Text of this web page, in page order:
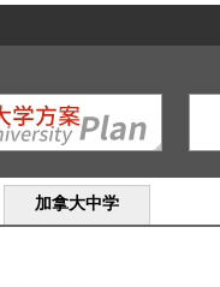
加拿大中学